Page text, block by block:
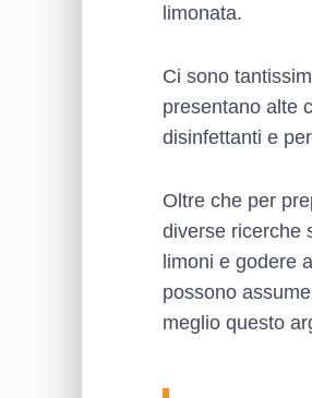
limonata.
Ci sono
presentano alte
disinfettanti e
Oltre che per
diverse ricerche
limoni e godere
possono
meglio questo